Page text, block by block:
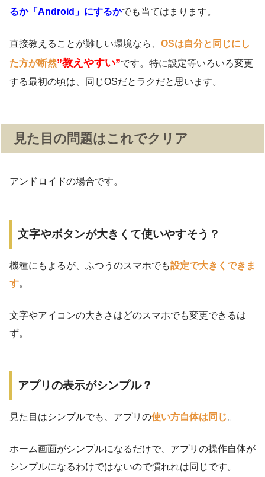
るか「Android」にするかでも当てはまります。
直接教えることが難しい環境なら、 OSは自分と同じにし
た方が断然”教えやすい”です。特に設定等いろいろ変更
する最初の頃は、同じOSだとラクだと思います。
見た目の問題はこれでクリア
アンドロイドの場合です。
文字やボタンが大きくて使いやすそう？
機種にもよるが、ふつうのスマホでも設定で大きくできま
す。
文字やアイコンの大きさはどのスマホでも変更できるは
ず。
アプリの表示がシンプル？
見た目はシンプルでも、アプリの使い方自体は同じ。
ホーム画面がシンプルになるだけで、アプリの操作自体が
シンプルになるわけではないので慣れれは同じです。